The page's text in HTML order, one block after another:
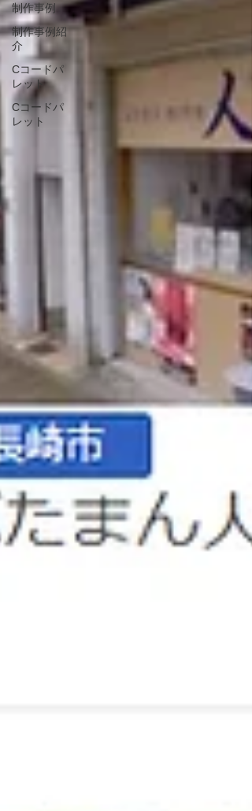
制作事例
制作事例紹
介
Cコードパ
レット
Cコードパ
レット